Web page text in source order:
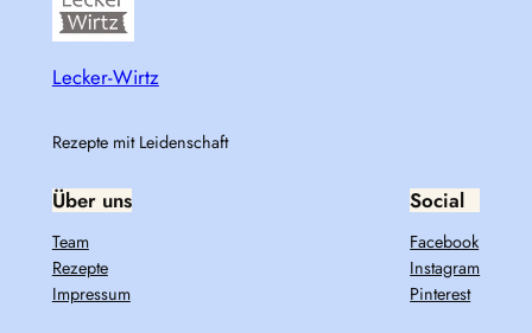
Lecker-Wirtz
Rezepte mit Leidenschaft
Über uns
Team
Rezepte
Impressum
Social
Facebook
Instagram
Pinterest